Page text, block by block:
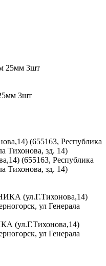
3шт
(655163, Республика
Тихонова, зд. 14)
(ул.Г.Тихонова,14)
ул Генерала